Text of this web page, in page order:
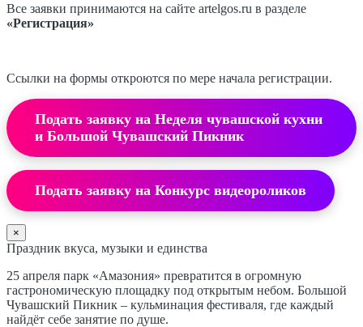
Все заявки принимаются на сайте artelgos.ru в разделе
«Регистрация»
Ссылки на формы откроются по мере начала регистрации.
Подать заявку на Неделя чувашской кухни
и Большой Чувашский Пикник
Подать заявку на Конкурс видеороликов
×
Праздник вкуса, музыки и единства
25 апреля парк «Амазония» превратится в огромную
гастрономическую площадку под открытым небом. Большой
Чувашский Пикник – кульминация фестиваля, где каждый
найдёт себе занятие по душе.